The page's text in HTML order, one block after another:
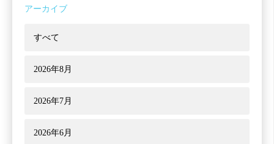
アーカイブ
すべて
2026年8月
2026年7月
2026年6月